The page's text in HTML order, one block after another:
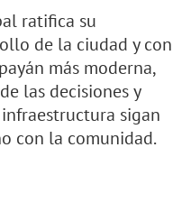
ratifica su
de la ciudad y con
más moderna,
las decisiones y
sigan
con la comunidad.